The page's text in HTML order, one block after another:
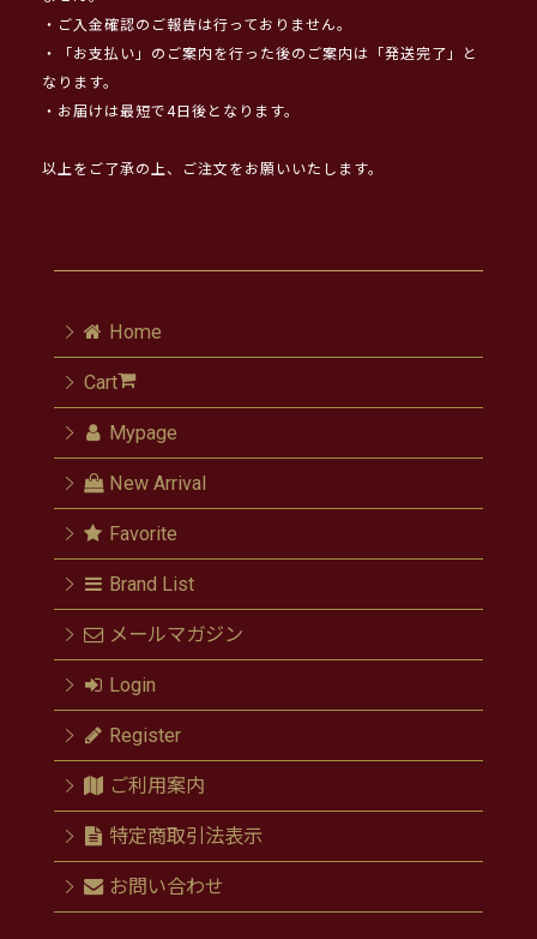
・ご入金確認のご報告は行っておりません。
・「お支払い」のご案内を行った後のご案内は「発送完了」と
なります。
・お届けは最短で4日後となります。
以上をご了承の上、ご注文をお願いいたします。
Home
Cart
Mypage
New Arrival
Favorite
Brand List
メールマガジン
Login
Register
ご利用案内
特定商取引法表示
お問い合わせ